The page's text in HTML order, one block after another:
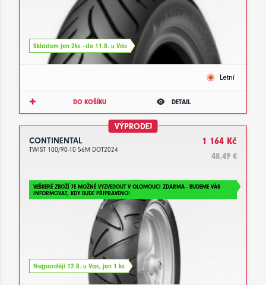
Skladem jen 2ks - do 11.8. u Vás
Letní
DO KOŠÍKU DETAIL
VÝPRODEJ
CONTINENTAL
TWIST 100/90-10 56M DOT2024
1 164 Kč
48.49 €
VEŠKERÉ ZBOŽÍ JE MOŽNÉ VYZVEDOUT V OLOMOUCI ZDARMA - BUDEME VÁS
INFORMOVAT, KDY BUDE PŘIPRAVENO!
Nejpozději 12.8. u Vás, jen 1 ks